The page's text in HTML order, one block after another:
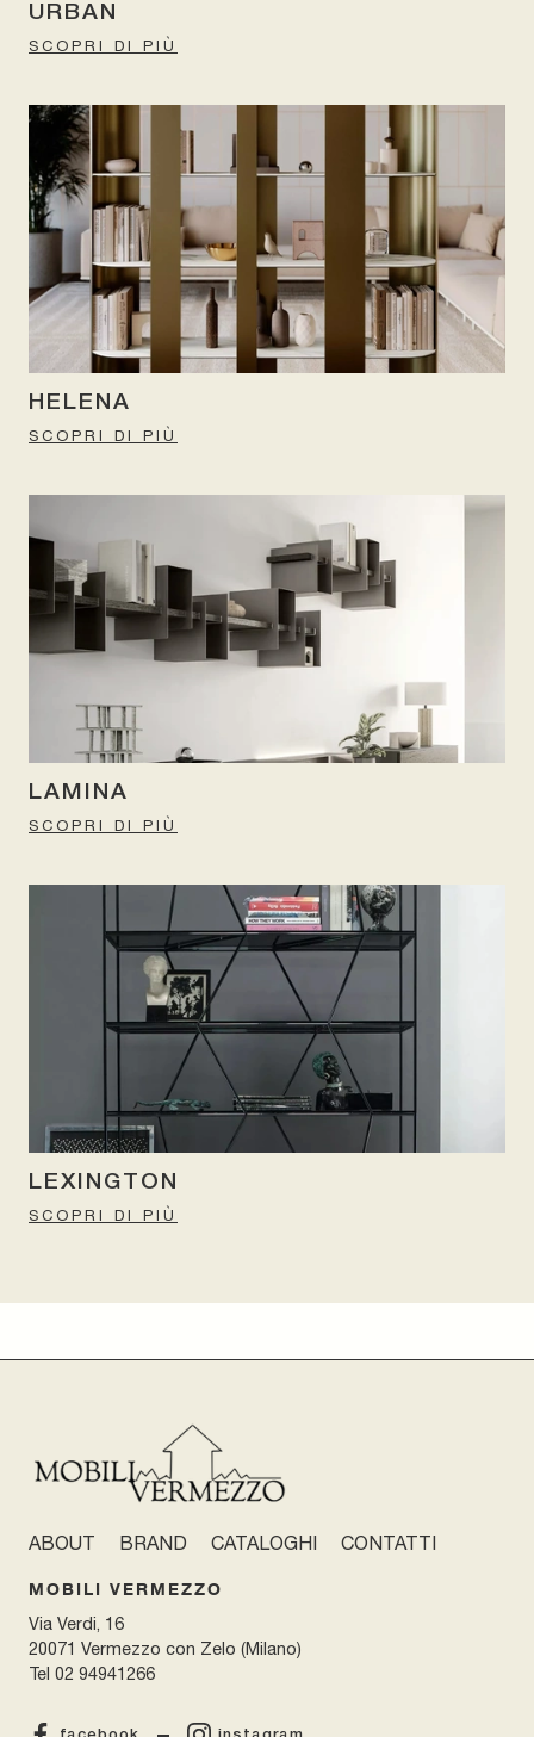
URBAN
SCOPRI DI PIÙ
HELENA
SCOPRI DI PIÙ
LAMINA
SCOPRI DI PIÙ
LEXINGTON
SCOPRI DI PIÙ
ABOUT BRAND CATALOGHI CONTATTI
MOBILI VERMEZZO
Via Verdi, 16
20071 Vermezzo con Zelo (Milano)
Tel 02 94941266